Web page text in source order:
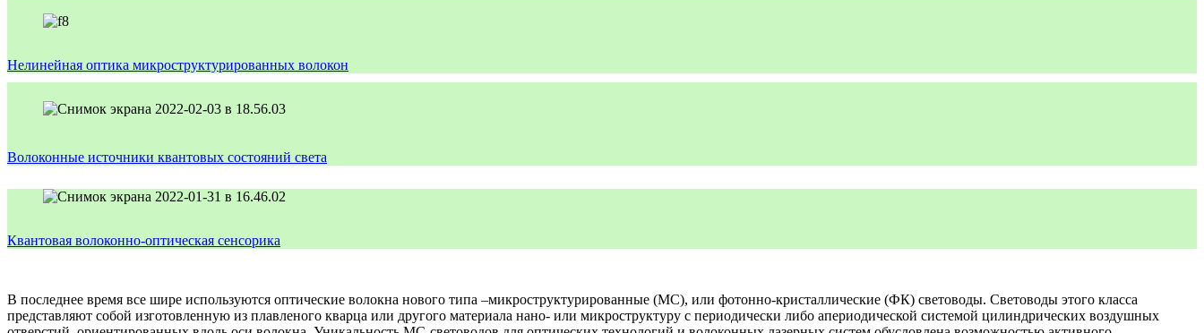
Нелинейная оптика микроструктурированных волокон
Волоконные источники квантовых состояний света
Квантовая волоконно-оптическая сенсорика
В последнее время все шире используются оптические волокна нового типа –микроструктурированные (МС), или фотонно-кристаллические (ФК) световоды. Световоды этого класса
представляют собой изготовленную из плавленого кварца или другого материала нано- или микроструктуру с периодически либо апериодической системой цилиндрических воздушных